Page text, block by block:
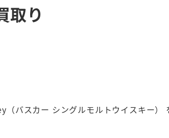
取り
バスカー シングルモルトウイスキー）